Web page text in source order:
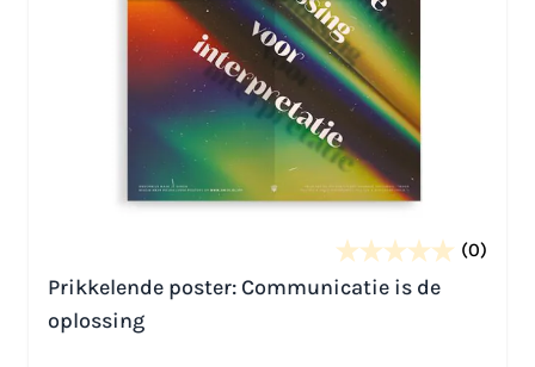
(0)
Prikkelende poster: Communicatie is de
oplossing